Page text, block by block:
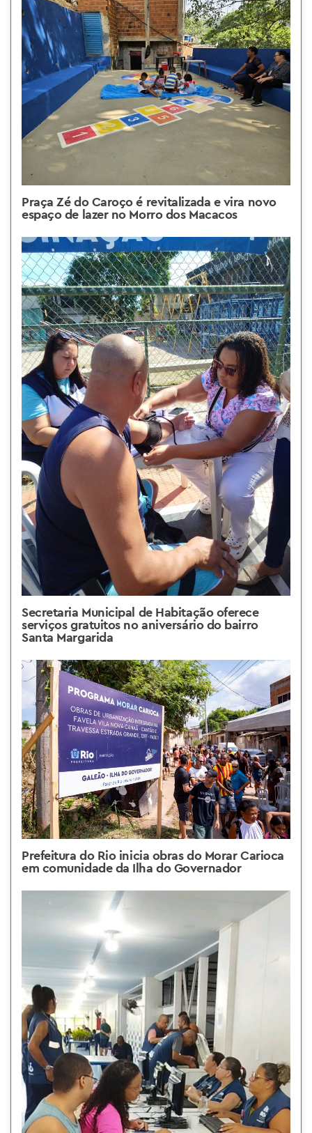
Praça Zé do Caroço é revitalizada e vira novo
espaço de lazer no Morro dos Macacos
Secretaria Municipal de Habitação oferece
serviços gratuitos no aniversário do bairro
Santa Margarida
Prefeitura do Rio inicia obras do Morar Carioca
em comunidade da Ilha do Governador